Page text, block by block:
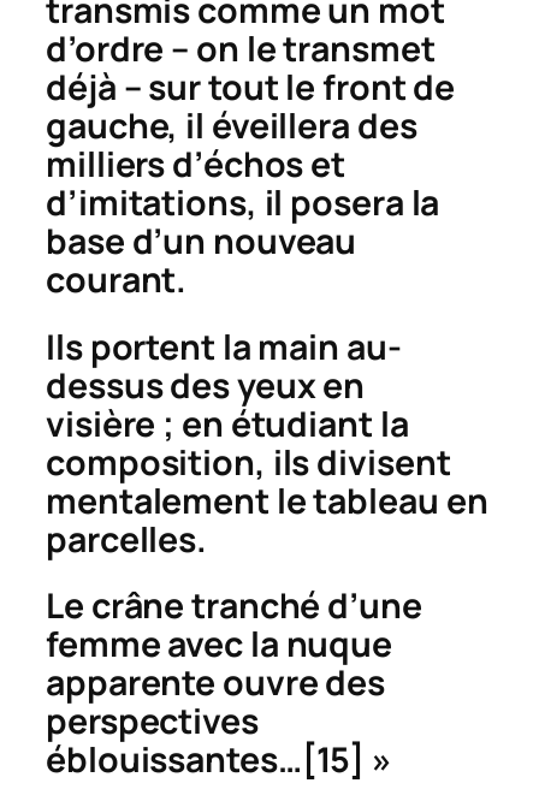
transmis comme un mot
d’ordre – on le transmet
déjà – sur tout le front de
gauche, il éveillera des
milliers d’échos et
d’imitations, il posera la
base d’un nouveau
courant.
Ils portent la main au-
dessus des yeux en
visière ; en étudiant la
composition, ils divisent
mentalement le tableau en
parcelles.
Le crâne tranché d’une
femme avec la nuque
apparente ouvre des
perspectives
éblouissantes… [15] »